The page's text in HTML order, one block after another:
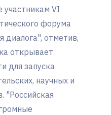
участникам VI
форума
диалога", отметив,
открывает
для запуска
научных и
"Российская